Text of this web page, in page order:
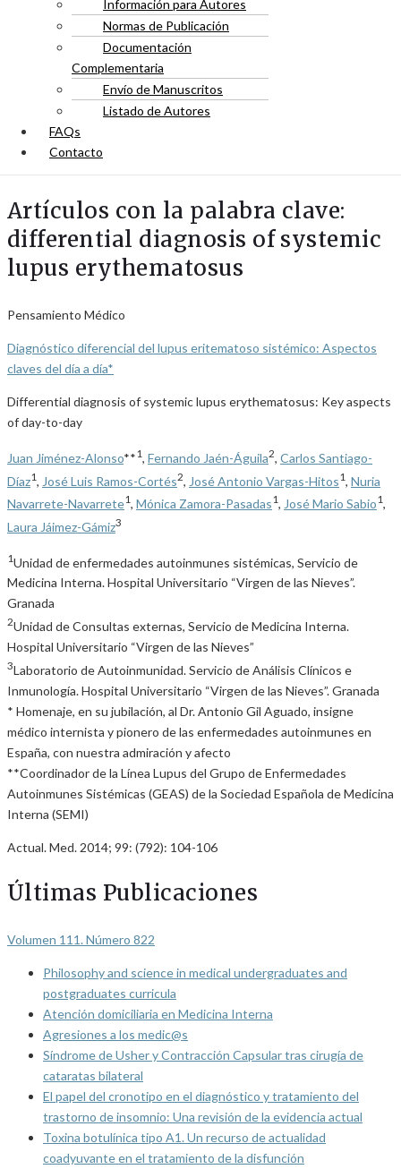
Información para Autores
Normas de Publicación
Documentación
Complementaria
Envío de Manuscritos
Listado de Autores
FAQs
Contacto
Artículos con la palabra clave:
differential diagnosis of systemic
lupus erythematosus
Pensamiento Médico
Diagnóstico diferencial del lupus eritematoso sistémico: Aspectos
claves del día a día*
Differential diagnosis of systemic lupus erythematosus: Key aspects
of day-to-day
Juan Jiménez-Alonso**1, Fernando Jaén-Águila2, Carlos Santiago-
Díaz1 José Luis Ramos-Cortés2 José Antonio Vargas-Hitos1 Nuria
Navarrete-Navarrete1, Mónica Zamora-Pasadas1, José Mario Sabio1,
Laura Jáimez-Gámiz3
1Unidad de enfermedades autoinmunes sistémicas, Servicio de
Medicina Interna. Hospital Universitario “Virgen de las Nieves”.
Granada
2Unidad de Consultas externas, Servicio de Medicina Interna.
Hospital Universitario “Virgen de las Nieves”
3Laboratorio de Autoinmunidad. Servicio de Análisis Clínicos e
Inmunología. Hospital Universitario “Virgen de las Nieves”. Granada
* Homenaje, en su jubilación, al Dr. Antonio Gil Aguado, insigne
médico internista y pionero de las enfermedades autoinmunes en
España, con nuestra admiración y afecto
**Coordinador de la Línea Lupus del Grupo de Enfermedades
Autoinmunes Sistémicas (GEAS) de la Sociedad Española de Medicina
Interna (SEMI)
Actual. Med. 2014; 99: (792): 104-106
Últimas Publicaciones
Volumen 111. Número 822
Philosophy and science in medical undergraduates and
postgraduates curricula
Atención domiciliaria en Medicina Interna
Agresiones a los medic@s
Síndrome de Usher y Contracción Capsular tras cirugía de
cataratas bilateral
El papel del cronotipo en el diagnóstico y tratamiento del
trastorno de insomnio: Una revisión de la evidencia actual
Toxina botulínica tipo A1. Un recurso de actualidad
coadyuvante en el tratamiento de la disfunción